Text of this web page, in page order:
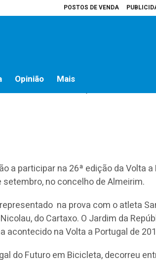
POSTOS DE VENDA
Presidente da Assembleia é que decide o que vai para
Opinião Mais(C/
a participar na 26ª edição da Volta
no concelho de Almeirim.
na prova com o atleta
do Cartaxo. O Jardim da
acontecido na Volta a Portugal de
do Futuro em Bicicleta, decorreu